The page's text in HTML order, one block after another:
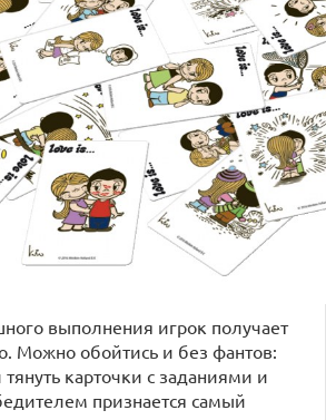
выполнения игрок получает
Можно обойтись и без фантов:
карточки с заданиями и
признается самый